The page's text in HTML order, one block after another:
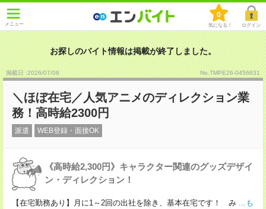
メニュー
0
気になる！ ログイン
お探しのバイト情報は掲載が終了しました。
掲載日 :2026/07/08 No.TMPE26-0456631
＼ほぼ在宅／人気アニメのディレクション業
務！高時給2300円
派遣 WEB登録・面接OK
《高時給2,300円》キャラクター関連のグッズデザイ
ン・ディレクション！
【在宅勤務あり】月に1～2回の出社を除き、基本在宅です！ み ...も